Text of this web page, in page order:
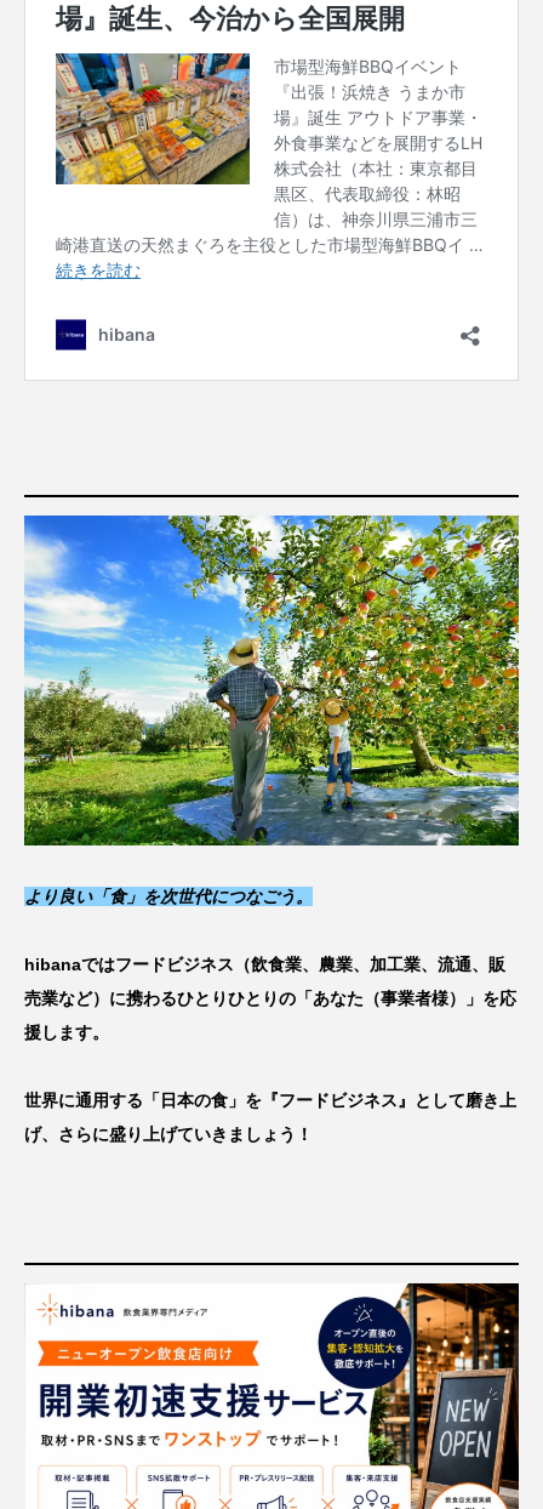
より良い「食」を次世代につなごう。
hibanaではフードビジネス（飲食業、農業、加工業、流通、販
売業など）に携わるひとりひとりの「あなた（事業者様）」を応
援します。
世界に通用する「日本の食」を『フードビジネス』として磨き上
げ、さらに盛り上げていきましょう！